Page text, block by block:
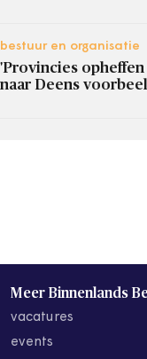
bestuur en organisatie
'Provincies
naar Deens
Meer Binnenlands
vacatures
events